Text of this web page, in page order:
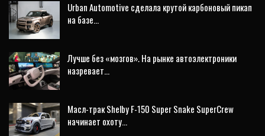
Urban Automotive сделала крутой карбоновый пикап
на базе…
Лучше без «мозгов». На рынке автоэлектроники
назревает…
Масл-трак Shelby F-150 Super Snake SuperCrew
начинает охоту…